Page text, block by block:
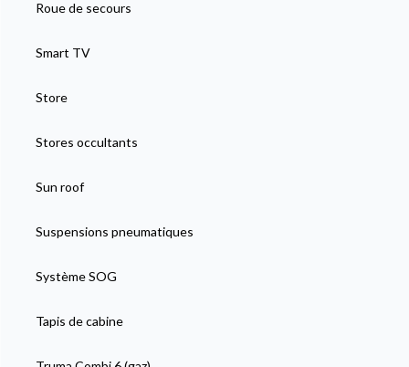
Roue de secours
Smart TV
Store
Stores occultants
Sun roof
Suspensions pneumatiques
Système SOG
Tapis de cabine